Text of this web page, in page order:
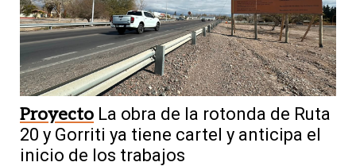
Proyecto La obra de la rotonda de Ruta
20 y Gorriti ya tiene cartel y anticipa el
inicio de los trabajos